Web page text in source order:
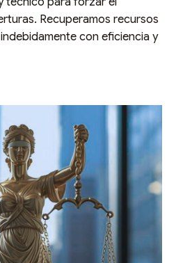
Recuperamos recursos
con eficiencia y